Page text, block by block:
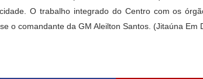
O trabalho integrado do Centro com os
o comandante da GM Aleilton Santos. (Jitaúna Em